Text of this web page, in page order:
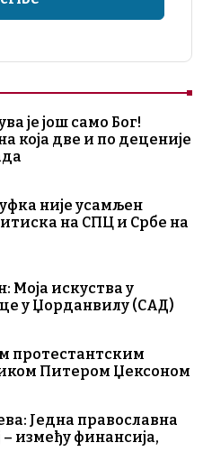
је још само Бог!
која две и по деценије
није усамљен
на СПЦ и Србе на
Моја искуства у
у Џорданвилу (САД)
протестантским
Питером Џексоном
Једна православна
између финансија,